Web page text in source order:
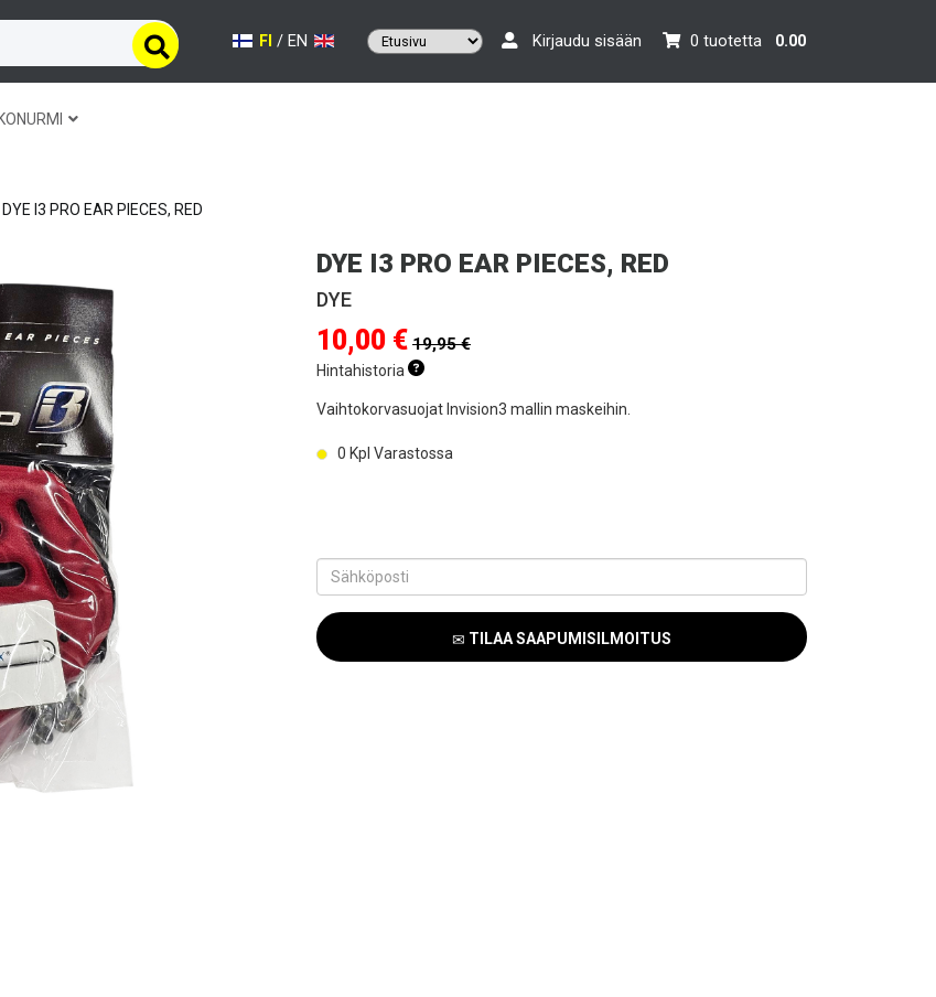
FI/ EN Kirjaudu sisään 0 tuotetta 0.00
DYE I3 PRO EAR PIECES, RED
DYE I3 PRO EAR PIECES, RED
DYE
10,00 € 19,95 €
Hintahistoria
Vaihtokorvasuojat Invision3 mallin maskeihin.
0 Kpl Varastossa
TILAA SAAPUMISILMOITUS